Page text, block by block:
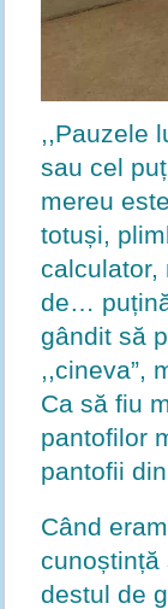
,,Pauzele
sau cel
mereu
totuși,
calculator,
de…
gândit să
,,cineva”,
Ca să fiu
pantofilor
pantofii
Când
cunoștință
destul de